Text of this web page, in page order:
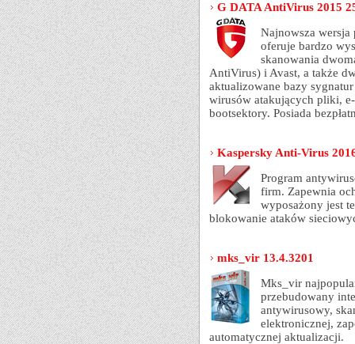
G DATA AntiVirus 2015
Najnowsza
oferuje bardzo
skanowania
AntiVirus) i Avast, a także
aktualizowane bazy
wirusów atakujących pliki,
bootsektory. Posiada
Kaspersky Anti-Virus
Program
firm. Zapewnia
wyposażony jest
blokowanie ataków
mks_vir 13.4.3201
Mks_vir
przebudowany
antywirusowy,
elektronicznej,
automatycznej aktualizacji.